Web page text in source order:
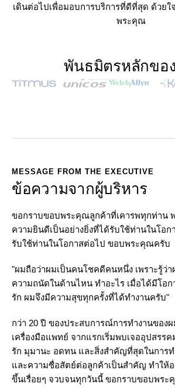
เดินต่อไปเพื่อมอบการบริการที่ดีที่สุด ด้วยใ
พระคุณ
พันธมิตรหลักของ
MESSAGE FROM THE EXECUTIVE
ข้อความจากผู้บริหาร
ขอกราบขอบพระคุณลูกค้าที่เคารพทุกท่าน พ
ความยินดีเป็นอย่างยิ่งที่ได้รับใช้ท่านในโอก
รับใช้ท่านในโอกาสต่อไป ขอบพระคุณครับ
"ผมถือว่าผมเป็นคนโชคดีคนหนึ่ง เพราะรู้ว่
ความถนัดในด้านไหน ทำอะไร เมื่อได้มีโอก
รัก ผมจึงมีความสุขทุกครั้งที่ได้ทำงานครับ"
กว่า 20 ปี ของประสบการณ์การทำงานของ
เครื่องมือแพทย์ จากแรกเริ่มพบเจออุปสรร
รัก มุมานะ อดทน และสิ่งสำคัญที่สุดในการท
และความซื่อสัตย์ต่อลูกค้าเป็นสำคัญ ทำให้
ขึ้นเรื่อยๆ จวบจนทุกวันนี้ ขอกราบขอบพร